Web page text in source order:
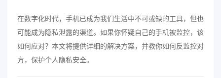
在数字化时代，手机已成为我们生活中不可或缺的工具，但也
可能成为隐私泄露的渠道。如果你怀疑自己的手机被监控，该
如何应对？本文将提供详细的解决方案，并教你如何反监控对
方，保护个人隐私安全。